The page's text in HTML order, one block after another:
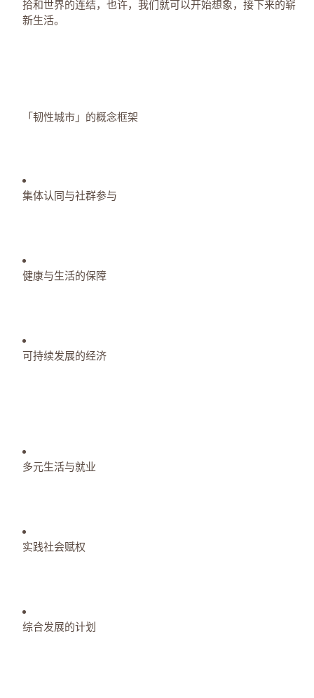
拾和世界的连结，也许，我们就可以开始想象，接下来的崭
新生活。
「韧性城市」的概念框架
集体认同与社群参与
健康与生活的保障
可持续发展的经济
多元生活与就业
实践社会赋权
综合发展的计划